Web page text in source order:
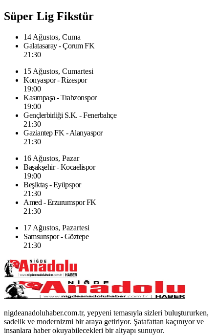
Süper Lig Fikstür
14 Ağustos, Cuma
Galatasaray - Çorum FK
21:30
15 Ağustos, Cumartesi
Konyaspor - Rizespor
19:00
Kasımpaşa - Trabzonspor
19:00
Gençlerbirliği S.K. - Fenerbahçe
21:30
Gaziantep FK - Alanyaspor
21:30
16 Ağustos, Pazar
Başakşehir - Kocaelispor
19:00
Beşiktaş - Eyüpspor
21:30
Amed - Erzurumspor FK
21:30
17 Ağustos, Pazartesi
Samsunspor - Göztepe
21:30
nigdeanadoluhaber.com.tr, yepyeni temasıyla sizleri buluştururken,
sadelik ve modernizmi bir araya getiriyor. Şatafattan kaçınıyor ve
insanlara haber okuyabilecekleri bir altyapı sunuyor.